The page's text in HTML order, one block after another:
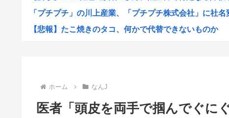
「プチプチ」の川上産業、「プチプチ株式会社」に社
【悲報】たこ焼きのタコ、何かで代替できないものか
【画像】美人ママ、息子との入浴中の画像が流出した結
ホーム なんJ
医者「頭皮を両手で掴んでぐに